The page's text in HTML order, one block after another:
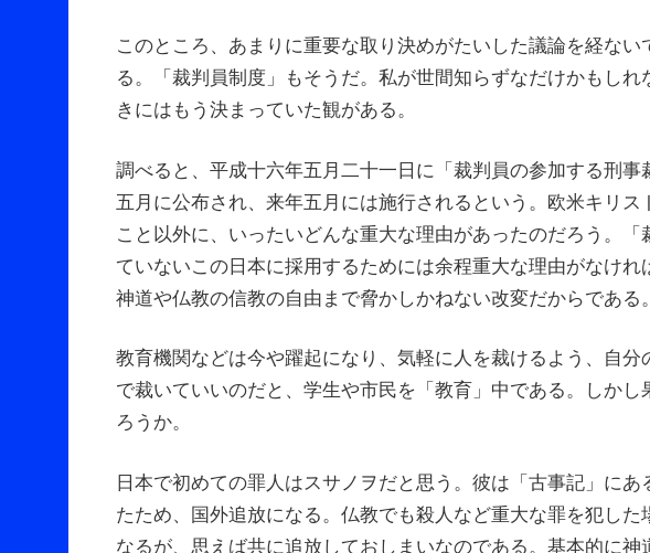
このところ、あまりに重要な取り決めがたいした議論を経な
る。「裁判員制度」もそうだ。私が世間知らずなだけかもし
きにはもう決まっていた観がある。
調べると、平成十六年五月二十一日に「裁判員の参加する刑
五月に公布され、来年五月には施行されるという。欧米キリ
こと以外に、いったいどんな重大な理由があったのだろう。
ていないこの日本に採用するためには余程重大な理由がなけ
神道や仏教の信教の自由まで脅かしかねない改変だからである。
教育機関などは今や躍起になり、気軽に人を裁けるよう、自分
で裁いていいのだと、学生や市民を「教育」中である。しか
ろうか。
日本で初めての罪人はスサノヲだと思う。彼は「古事記」に
たため、国外追放になる。仏教でも殺人など重大な罪を犯し
なるが、思えば共に追放しておしまいなのである。基本的に